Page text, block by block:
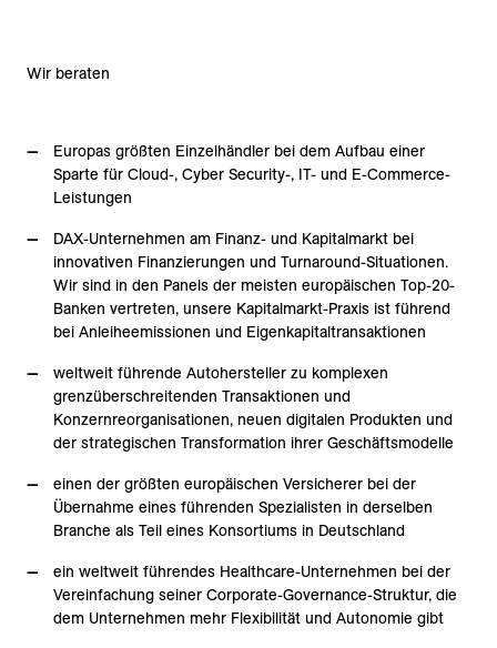
Wir beraten
Europas größten Einzelhändler bei dem Aufbau einer
Sparte für Cloud-, Cyber Security-, IT- und E-Commerce-
Leistungen
DAX-Unternehmen am Finanz- und Kapitalmarkt bei
innovativen Finanzierungen und Turnaround-Situationen.
Wir sind in den Panels der meisten europäischen Top-20-
Banken vertreten, unsere Kapitalmarkt-Praxis ist führend
bei Anleiheemissionen und Eigenkapitaltransaktionen
weltweit führende Autohersteller zu komplexen
grenzüberschreitenden Transaktionen und
Konzernreorganisationen, neuen digitalen Produkten und
der strategischen Transformation ihrer Geschäftsmodelle
einen der größten europäischen Versicherer bei der
Übernahme eines führenden Spezialisten in derselben
Branche als Teil eines Konsortiums in Deutschland
ein weltweit führendes Healthcare-Unternehmen bei der
Vereinfachung seiner Corporate-Governance-Struktur, die
dem Unternehmen mehr Flexibilität und Autonomie gibt